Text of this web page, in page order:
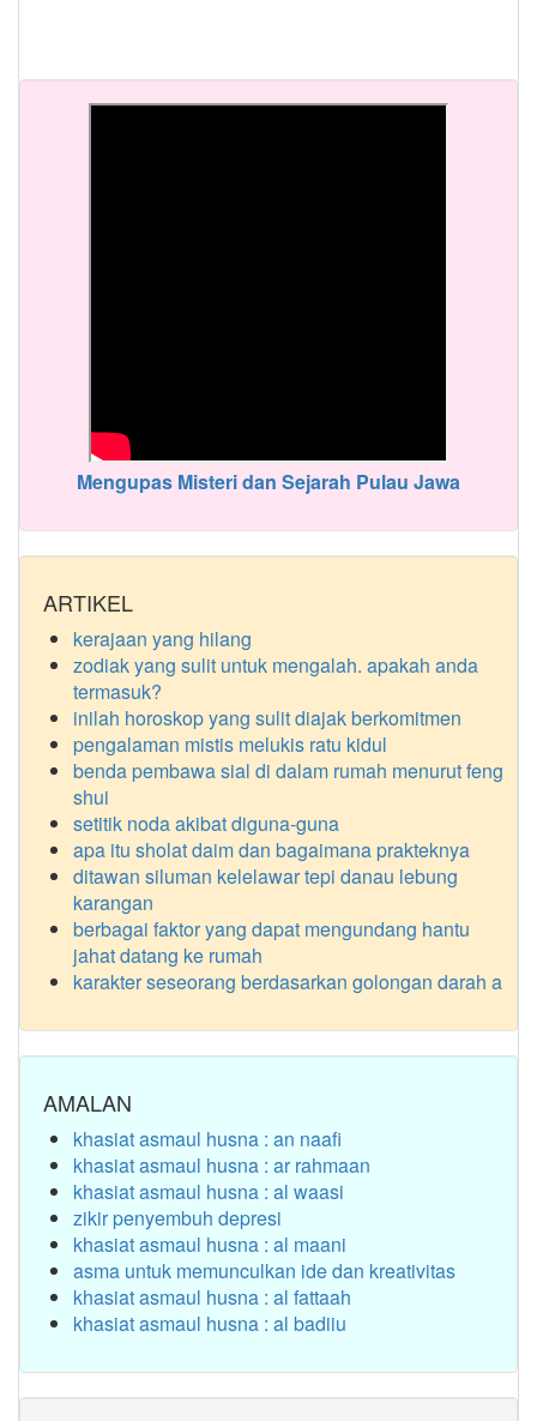
Mengupas Misteri dan Sejarah Pulau Jawa
ARTIKEL
kerajaan yang hilang
zodiak yang sulit untuk mengalah. apakah anda
termasuk?
inilah horoskop yang sulit diajak berkomitmen
pengalaman mistis melukis ratu kidul
benda pembawa sial di dalam rumah menurut feng
shui
setitik noda akibat diguna-guna
apa itu sholat daim dan bagaimana prakteknya
ditawan siluman kelelawar tepi danau lebung
karangan
berbagai faktor yang dapat mengundang hantu
jahat datang ke rumah
karakter seseorang berdasarkan golongan darah a
AMALAN
khasiat asmaul husna : an naafi
khasiat asmaul husna : ar rahmaan
khasiat asmaul husna : al waasi
zikir penyembuh depresi
khasiat asmaul husna : al maani
asma untuk memunculkan ide dan kreativitas
khasiat asmaul husna : al fattaah
khasiat asmaul husna : al badiiu